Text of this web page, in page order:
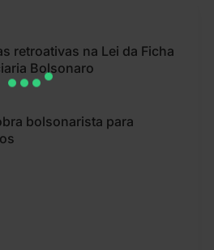
retroativas na Lei da Ficha
Bolsonaro
bolsonarista para